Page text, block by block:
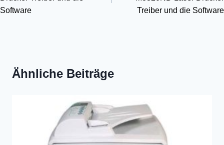
Software
Treiber und die Software
Ähnliche Beiträge